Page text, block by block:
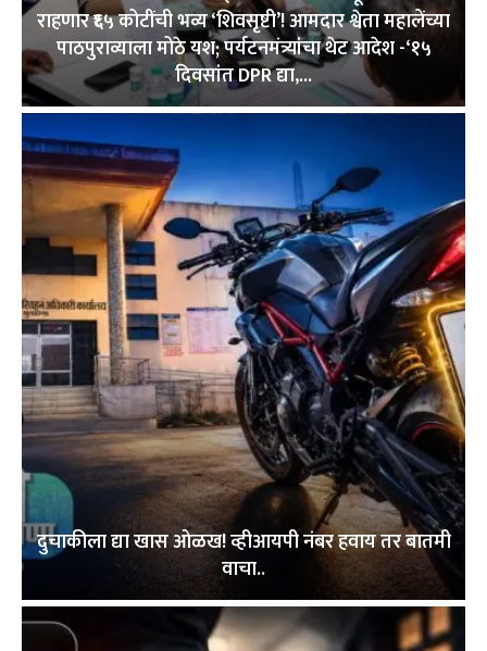
राहणार ₹६५ कोटींची भव्य ‘शिवसृष्टी’! आमदार श्वेता महालेंच्या
पाठपुराव्याला मोठे यश; पर्यटनमंत्र्यांचा थेट आदेश -‘१५
दिवसांत DPR द्या,...
दुचाकीला द्या खास ओळख! व्हीआयपी नंबर हवाय तर बातमी
वाचा..